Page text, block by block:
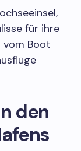
für ihre
vom Boot
den